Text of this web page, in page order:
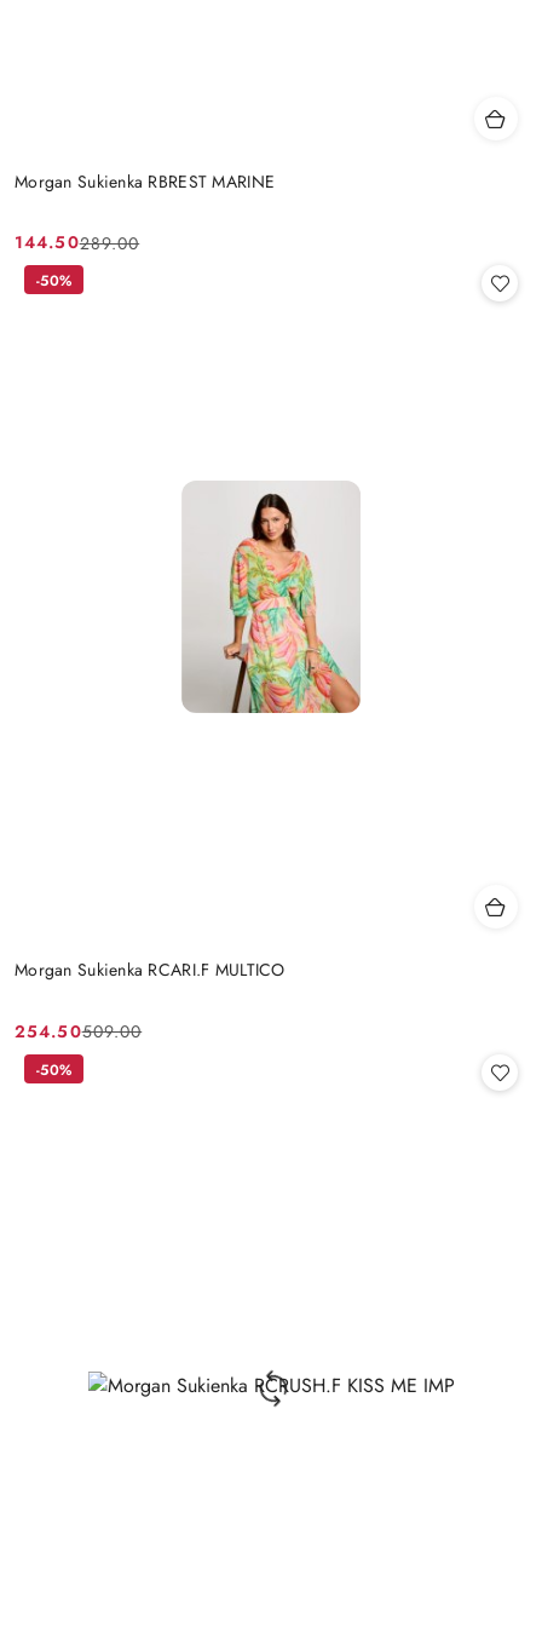
Morgan Sukienka RBREST MARINE
Cena
promocyjna:
144.50
Cena
przed
289.00
Morgan Sukienka RCARI.F MULTICO
Cena
promocyjna:
254.50
Cena
przed
509.00
-50%
-50%